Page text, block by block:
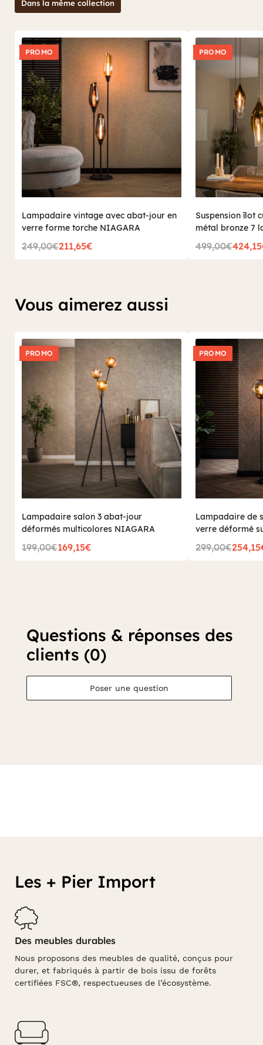
Dans la même collection
PROMO
Lampadaire vintage avec abat-jour en
verre forme torche NIAGARA
249,00€211,65€
PROMO
Suspension îlot
métal bronze 7
499,00€
Vous aimerez aussi
PROMO
Lampadaire salon 3 abat-jour
déformés multicolores NIAGARA
199,00€169,15€
PROMO
Lampadaire de
verre déformé
299,00€
Questions & réponses des
clients (0)
Poser une question
Les + Pier Import
Des meubles durables
Nous proposons des meubles de qualité, conçus pour
durer, et fabriqués à partir de bois issu de forêts
certifiées FSC®, respectueuses de l’écosystème.